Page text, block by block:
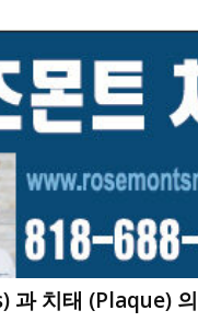
과 치태 (Plaque)